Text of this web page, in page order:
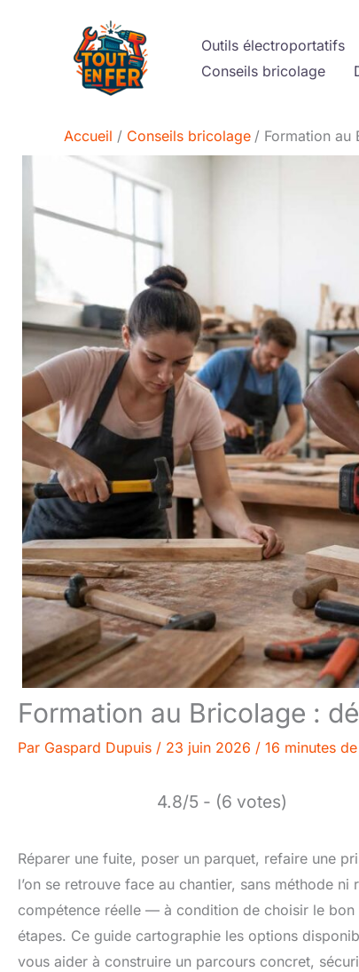
Outils électroportatifs
Conseils bricolage
Accueil Conseils bricolage Formation au
Formation au Bricolage :
Par Gaspard Dupuis / 23 juin 2026 / 16 minutes
4.8/5 - (6 votes)
Réparer une fuite, poser un parquet, refaire une
l’on se retrouve face au chantier, sans méthode
compétence réelle — à condition de choisir le
étapes. Ce guide cartographie les options
vous aider à construire un parcours concret,